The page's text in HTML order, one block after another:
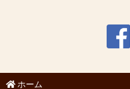
ホーム